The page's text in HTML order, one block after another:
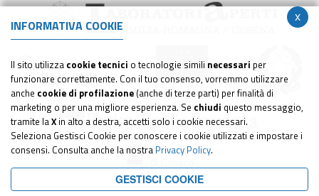
x
INFORMATIVA COOKIE
Il sito utilizza cookie tecnici o tecnologie simili necessari per
funzionare correttamente. Con il tuo consenso, vorremmo utilizzare
anche cookie di profilazione (anche di terze parti) per finalità di
marketing o per una migliore esperienza. Se chiudi questo messaggio,
tramite laX in alto a destra, accetti solo i cookie necessari.
Seleziona Gestisci Cookie per conoscere i cookie utilizzati e impostare i
consensi. Consulta anche la nostra Privacy Policy.
GESTISCI COOKIE